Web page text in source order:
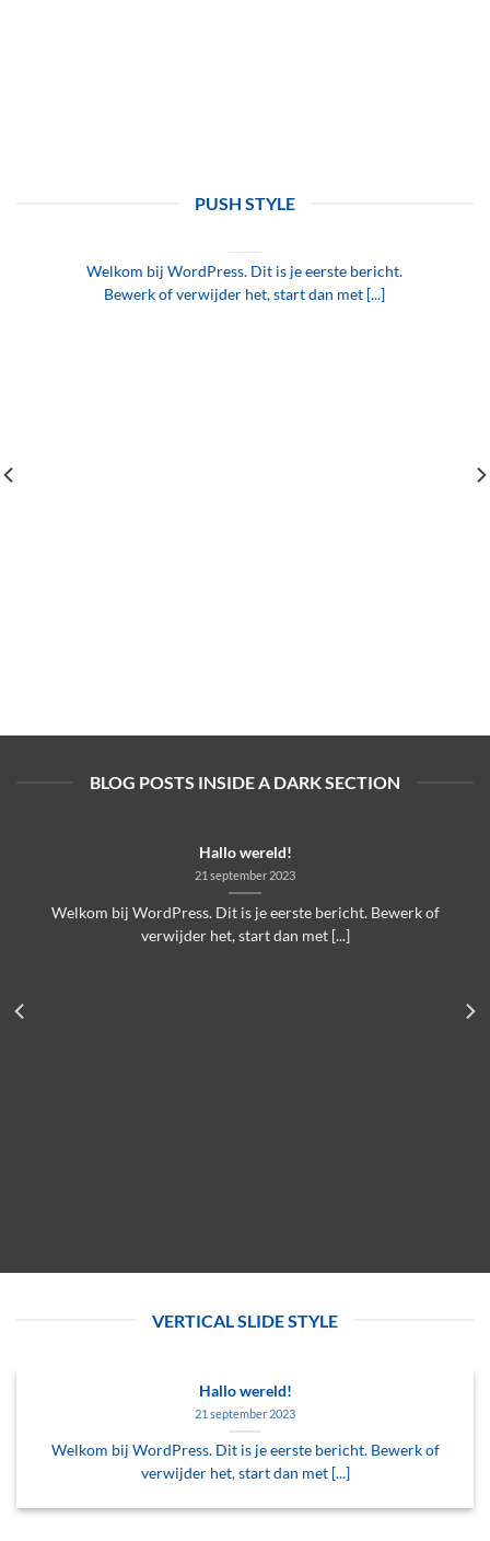
PUSH STYLE
Hallo wereld!
Welkom bij WordPress. Dit is je eerste bericht.
Bewerk of verwijder het, start dan met [...]
BLOG POSTS INSIDE A DARK SECTION
Hallo wereld!
21 september 2023
Welkom bij WordPress. Dit is je eerste bericht. Bewerk of
verwijder het, start dan met [...]
VERTICAL SLIDE STYLE
Hallo wereld!
21 september 2023
Welkom bij WordPress. Dit is je eerste bericht. Bewerk of
verwijder het, start dan met [...]